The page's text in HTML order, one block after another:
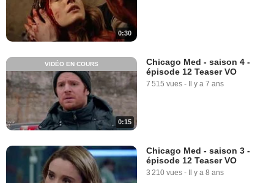
0:30
0:15
VIDÉO EN COURS
Chicago Med - saison 4 -
épisode 12 Teaser VO
7 515 vues - Il y a 7 ans
Chicago Med - saison 3 -
épisode 12 Teaser VO
3 210 vues - Il y a 8 ans